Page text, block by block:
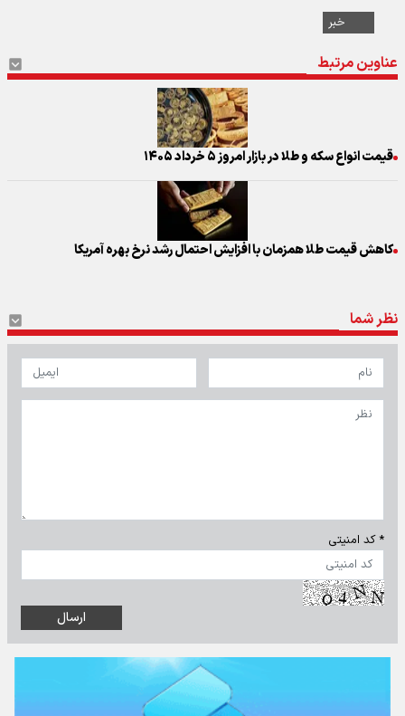
خبر
عناوین مرتبط
قیمت انواع سکه و طلا در بازار امروز ۵ خرداد ۱۴۰۵
کاهش قیمت طلا همزمان با افزایش احتمال رشد نرخ بهره آمریکا
نظر شما
* کد امنیتی